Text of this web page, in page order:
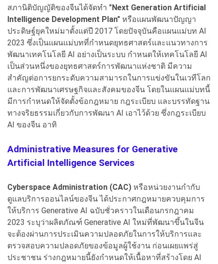
สภานิติบัญญัติของจีนได้จัดทำ "Next Generation Artificial
Intelligence Development Plan" หรือแผนพัฒนาปัญญา
ประดิษฐ์ยุคใหม่มาตั้งแต่ปี 2017 โดยปัจจุบันคือแผนแม่บท AI
2023 ซึ่งเป็นแผนแม่บทที่กำหนดยุทธศาสตร์และแนวทางการ
พัฒนาเทคโนโลยี AI อย่างเป็นระบบ กำหนดให้เทคโนโลยี AI
เป็นส่วนหนึ่งของยุทธศาสตร์การพัฒนาแห่งชาติ มีความ
สำคัญต่อการยกระดับความสามารถในการแข่งขันในเวทีโลก
และการพัฒนาเศรษฐกิจและสังคมของจีน โดยในแผนแม่บทนี้
มีการกำหนดให้จัดตั้งข้อกฎหมาย กฎระเบียบ และบรรทัดฐาน
ทางจริยธรรมเกี่ยวกับการพัฒนา AI เอาไว้ด้วย ซึ่งกฎระเบียบ
AI ของจีน อาทิ
Administrative Measures for Generative
Artificial Intelligence Services
Cyberspace Administration (CAC) หรือหน่วยงานกำกับ
ดูแลบริการออนไลน์ของจีน ได้ประกาศกฎหมายควบคุมการ
ให้บริการ Generative AI ฉบับชั่วคราวในเดือนกรกฎาคม
2023 ระบุว่าผลิตภัณฑ์ Generative AI ใหม่ที่พัฒนาขึ้นในจีน
จะต้องผ่านการประเมินความปลอดภัยในการให้บริการและ
ตรวจสอบความปลอดภัยของข้อมูลผู้ใช้งาน ก่อนเผยแพร่สู่
ประชาชน ร่างกฎหมายนี้ยังกำหนดให้เนื้อหาที่สร้างโดย AI